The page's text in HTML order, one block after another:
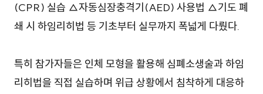
(CPR) 실습 △자동심장충격기(AED) 사용법 △기도 폐
쇄 시 하임리히법 등 기초부터 실무까지 폭넓게 다뤘다.
특히 참가자들은 인체 모형을 활용해 심폐소생술과 하임
리히법을 직접 실습하며 위급 상황에서 침착하게 대응하